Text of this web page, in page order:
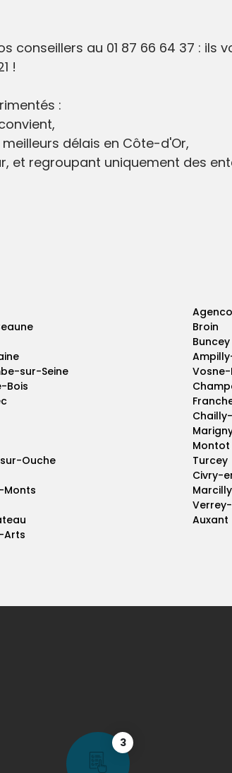
conseillers au 01 87 66 64 37 : ils
!
:
délais en Côte-d'Or,
et regroupant uniquement des
sur-Seine
Bois
Ouche
Arts
Broin
Buncey
Montot
Turcey
Civry-
Auxant
3